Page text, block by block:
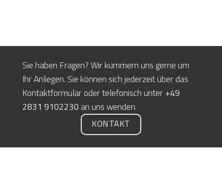
Sie haben Fragen? Wir kümmern uns gerne um
Ihr Anliegen. Sie können sich jederzeit über das
Kontaktformular oder telefonisch unter+49
2831 9102230 an uns wenden.
KONTAKT